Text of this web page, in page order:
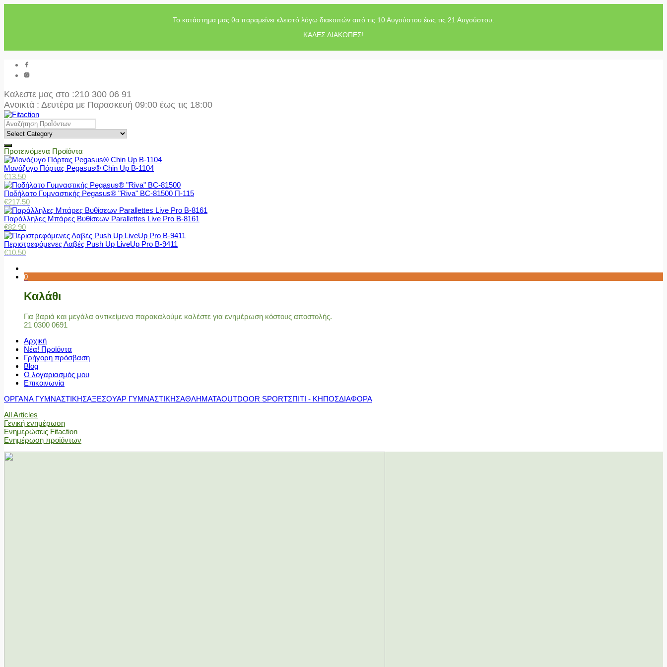
Το κατάστημα μας θα παραμείνει κλειστό λόγω διακοπών από τις 10 Αυγούστου έως τις 21 Αυγούστου.
ΚΑΛΕΣ ΔΙΑΚΟΠΕΣ!
Καλεστε μας στο :210 300 06 91
Ανοικτά : Δευτέρα με Παρασκευή 09:00 έως τις 18:00
Προτεινόμενα Προϊόντα
Μονόζυγο Πόρτας Pegasus® Chin Up Β-1104
€13.50
Ποδήλατο Γυμναστικής Pegasus® "Riva" BC-81500 Π-115
€217.50
Παράλληλες Μπάρες Βυθίσεων Parallettes Live Pro Β-8161
€82.90
Περιστρεφόμενες Λαβές Push Up LiveUp Pro Β-9411
€10.50
0
Καλάθι
Για βαριά και μεγάλα αντικείμενα παρακαλούμε καλέστε για ενημέρωση κόστους αποστολής.
21 0300 0691
Αρχική
Νέα! Προϊόντα
Γρήγορη πρόσβαση
Blog
Ο λογαριασμός μου
Επικοινωνία
ΟΡΓΑΝΑ ΓΥΜΝΑΣΤΙΚΗΣΑΞΕΣΟΥΑΡ ΓΥΜΝΑΣΤΙΚΗΣΑΘΛΗΜΑΤΑOUTDOOR SPORTΣΠΙΤΙ - ΚΗΠΟΣΔΙΑΦΟΡΑ
All Articles
Γενική ενημέρωση
Ενημερώσεις Fitaction
Ενημέρωση προϊόντων